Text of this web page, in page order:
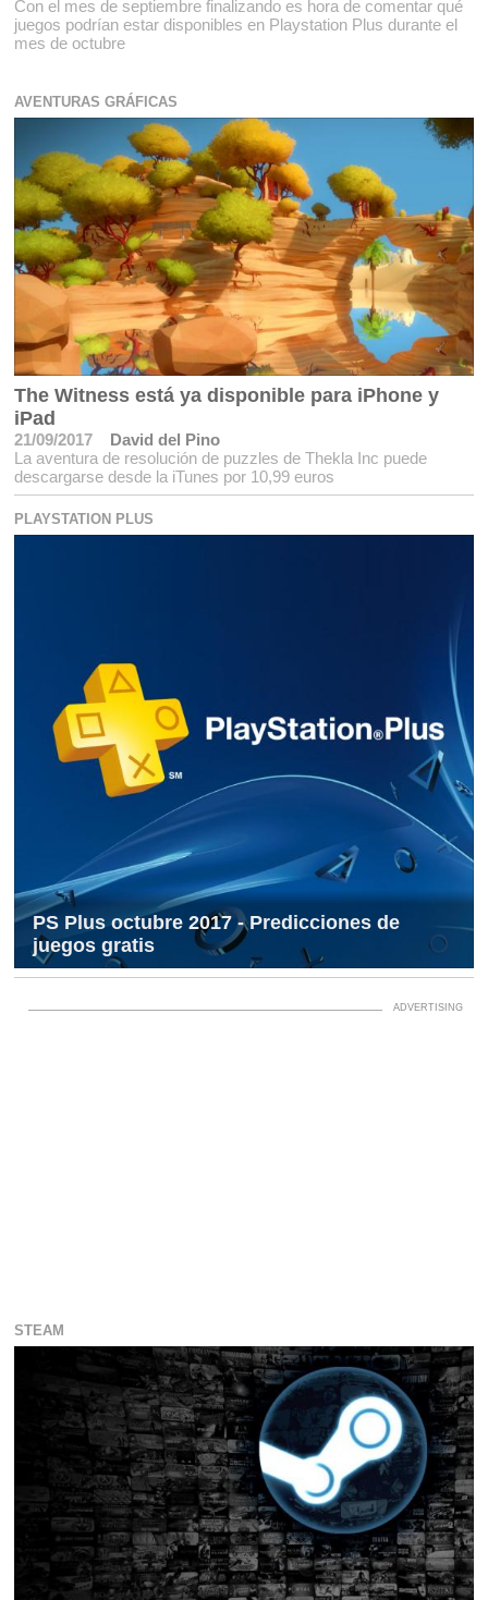
Con el mes de septiembre finalizando es hora de comentar qué
juegos podrían estar disponibles en Playstation Plus durante el
mes de octubre
AVENTURAS GRÁFICAS
The Witness está ya disponible para iPhone y
iPad
21/09/2017
David del Pino
La aventura de resolución de puzzles de Thekla Inc puede
descargarse desde la iTunes por 10,99 euros
PLAYSTATION PLUS
PS Plus octubre 2017 - Predicciones de
juegos gratis
STEAM